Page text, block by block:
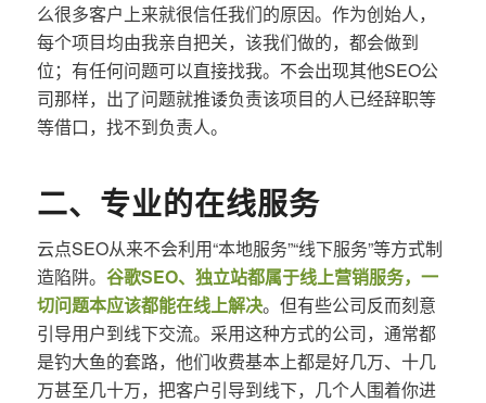
么很多客户上来就很信任我们的原因。作为创始人，
每个项目均由我亲自把关，该我们做的，都会做到
位；有任何问题可以直接找我。不会出现其他SEO公
司那样，出了问题就推诿负责该项目的人已经辞职等
等借口，找不到负责人。
二、专业的在线服务
云点SEO从来不会利用“本地服务”“线下服务”等方式制
造陷阱。 谷歌SEO、独立站都属于线上营销服务，一
切问题本应该都能在线上解决。但有些公司反而刻意
引导用户到线下交流。采用这种方式的公司，通常都
是钓大鱼的套路，他们收费基本上都是好几万、十几
万甚至几十万，把客户引导到线下，几个人围着你进